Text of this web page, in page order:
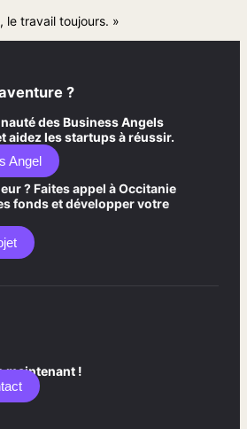
le travail toujours. »
?
des Business Angels
aidez les startups à réussir.
Angel
? Faites appel à Occitanie
fonds et développer votre
maintenant !